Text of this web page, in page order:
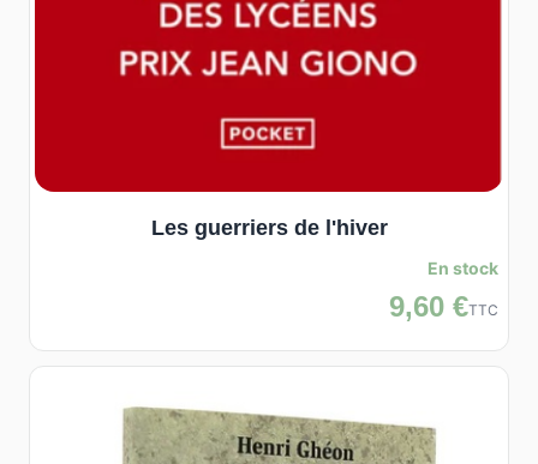
Les guerriers de l'hiver
En stock
9,60 €TTC